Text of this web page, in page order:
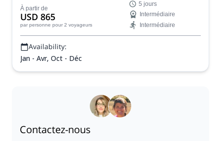
le choix est le vôtre dans cette belle région de Patagonie,
Argentine !
À partir de
USD 865
par personne pour 2 voyageurs
5 jours
Intermédiaire
Intermédiaire
Availability:
Jan - Avr, Oct - Déc
Contactez-nous